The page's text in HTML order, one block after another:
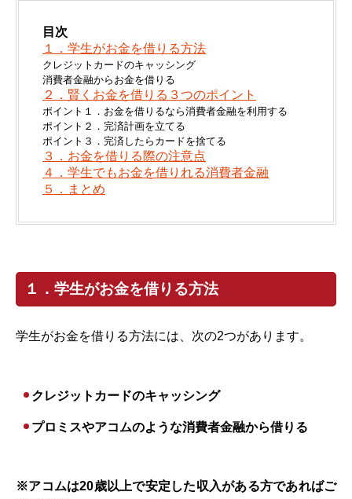
目次
１．学生がお金を借りる方法
クレジットカードのキャッシング
消費者金融からお金を借りる
２．賢くお金を借りる３つのポイント
ポイント１．お金を借りるなら消費者金融を利用する
ポイント２．完済計画を立てる
ポイント３．完済したらカードを捨てる
３．お金を借りる際の注意点
４．学生でもお金を借りれる消費者金融
５．まとめ
１．学生がお金を借りる方法
学生がお金を借りる方法には、次の2つがあります。
クレジットカードのキャッシング
プロミスやアコムのような消費者金融から借りる
※アコムは20歳以上で安定した収入がある方であればご